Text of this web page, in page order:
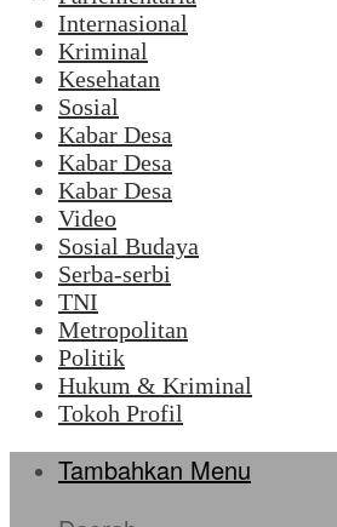
Internasional
Kriminal
Kesehatan
Sosial
Kabar Desa
Kabar Desa
Kabar Desa
Video
Sosial Budaya
Serba-serbi
TNI
Metropolitan
Politik
Hukum & Kriminal
Tokoh Profil
Tambahkan Menu